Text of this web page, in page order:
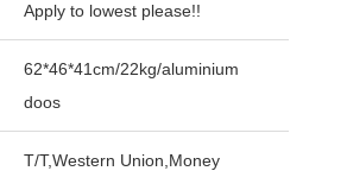
Apply to lowest please!!
62*46*41cm/22kg/aluminium
doos
T/T,Western Union,Money